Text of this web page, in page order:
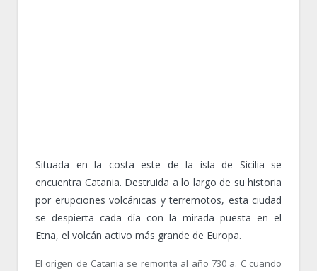
Situada en la costa este de la isla de Sicilia se
encuentra Catania. Destruida a lo largo de su historia
por erupciones volcánicas y terremotos, esta ciudad
se despierta cada día con la mirada puesta en el
Etna, el volcán activo más grande de Europa.
El origen de Catania se remonta al año 730 a. C cuando